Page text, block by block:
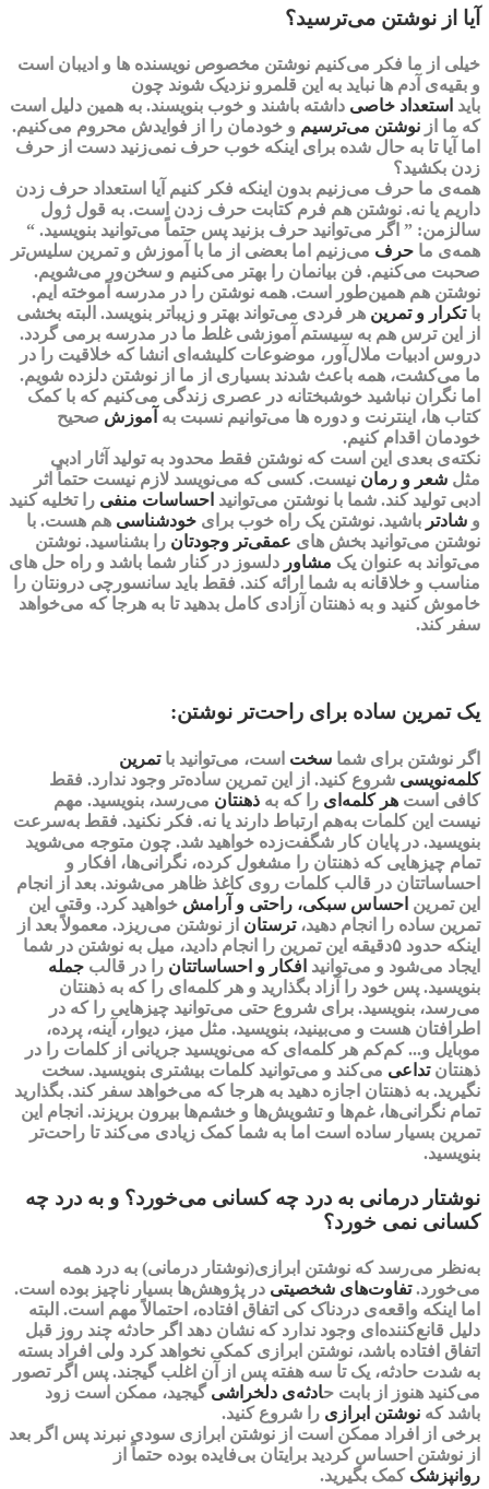
آیا از نوشتن می‌ترسید؟
خیلی از ما فکر می‌کنیم نوشتن مخصوص نویسنده ها و ادیبان است
و بقیه‌‌‌ی آدم ها نباید به این قلمرو نزدیک شوند چون
باید استعداد خاصی داشته باشند و خوب بنویسند. به همین دلیل است
که ما از نوشتن می‌ترسیم و خودمان را از فوایدش محروم می‌کنیم.
اما آیا تا به حال شده برای اینکه خوب حرف نمی‌زنید دست از حرف
زدن بکشید؟
همه‌ی ما حرف می‌زنیم بدون اینکه فکر کنیم آیا استعداد حرف زدن
داریم یا نه‌. نوشتن هم فرم کتابت حرف زدن است. به قول ژول
سالزمن: ” اگر می‌توانید حرف بزنید پس حتماً می‌توانید بنویسید. “
همه‌ی ما حرف می‌زنیم اما بعضی از ما با آموزش و تمرین سلیس‌تر
صحبت می‌کنیم. فن بیانمان را بهتر می‌کنیم و سخن‌ور می‌شویم.
نوشتن هم همین‌طور است. همه نوشتن را در مدرسه آموخته ایم.
باتکرار و تمرین هر فردی می‌تواند بهتر و زیباتر بنویسد. البته بخشی
از این ترس هم به سیستم آموزشی غلط ما در مدرسه برمی گردد.
دروس ادبیات ملال‌آور، موضوعات کلیشه‌ای انشا که خلاقیت را در
ما می‌کشت، همه باعث شدند بسیاری از ما از نوشتن دلزده شویم.
اما نگران نباشید خوشبختانه در عصری زندگی می‌کنیم که با کمک
کتاب ها، اینترنت و دوره ها می‌توانیم نسبت به آموزش صحیح
خودمان اقدام کنیم.
نکته‌‌ی بعدی این است که نوشتن فقط محدود به تولید آثار ادبی
مثل شعر و رمان نیست. کسی که می‌نویسد لازم نیست حتماً اثر
ادبی تولید کند. شما با نوشتن می‌توانید احساسات منفی را تخلیه کنید
و شادتر باشید. نوشتن یک راه خوب برای خودشناسی هم هست. با
نوشتن می‌توانید بخش های عمقی‌تر وجودتان را بشناسید‌. نوشتن
می‌تواند به عنوان یک مشاور دلسوز در کنار شما باشد و راه حل های
مناسب و خلاقانه به شما ارائه کند. فقط باید سانسورچی درونتان را
خاموش کنید و به ذهنتان آزادی کامل بدهید تا به هرجا که می‌خواهد
سفر کند.
یک تمرین ساده برای راحت‌تر نوشتن:
اگر نوشتن برای شما سخت است، می‌توانید با تمرین
کلمه‌نویسی شروع کنید. از این تمرین ساده‌تر وجود ندارد. فقط
کافی است هرکلمه‌ای را که به ذهنتان می‌رسد، بنویسید. مهم
نیست این کلمات به‌هم ارتباط دارند یا نه. فکر نکنید. فقط به‌سرعت
بنویسید. در پایان کار شگفت‌زده خواهید شد. چون متوجه می‌شوید
تمام چیزهایی که ذهنتان را مشغول کرده، نگرانی‌ها، افکار و
احساساتتان در قالب کلمات روی کاغذ ظاهر می‌شوند. بعد از انجام
این تمرین احساس سبکی، راحتی و آرامش خواهید کرد. وقتی این
تمرین ساده را انجام دهید، ترستان از نوشتن می‌ریزد. معمولاً بعد از
اینکه حدود ۵دقیقه این تمرین را انجام‌ دادید، میل به نوشتن در شما
ایجاد می‌شود و می‌توانید افکار و احساساتتان را در قالب جمله
بنویسید. پس خود را آزاد بگذارید و هر کلمه‌ای را که به ذهنتان
می‌رسد، بنویسید. برای شروع حتی می‌توانید چیزهایی را که در
اطرافتان هست و می‌بینید، بنویسید. مثل میز، دیوار، آینه، پرده،
موبایل و..‌. کم‌کم هر کلمه‌ای که می‌نویسید جریانی از کلمات را در
ذهنتان تداعی می‌کند و می‌توانید کلمات بیشتری بنویسید. سخت
نگیرید. به ذهنتان اجازه دهید به هرجا که می‌خواهد سفر کند. بگذارید
تمام نگرانی‌ها، غم‌ها و تشویش‌ها و خشم‌ها بیرون بریزند. انجام این
تمرین بسیار ساده است‌ اما به شما کمک زیادی می‌کند تا راحت‌تر
بنویسید.
نوشتار درمانی به درد چه کسانی می‌خورد؟ و به درد چه
کسانی نمی خورد؟
به‌نظر می‌رسد که نوشتن ابرازی(نوشتار درمانی) به درد همه
می‌خورد.تفاوت‌های شخصیتی در پژوهش‌ها بسیار ناچیز بوده است.
اما اینکه واقعه‌ی دردناک کی اتفاق افتاده، احتمالاً مهم است. البته
دلیل قانع‌کننده‌ای وجود ندارد که نشان دهد اگر حادثه چند روز قبل
اتفاق افتاده باشد، نوشتن ابرازی کمکی نخواهد کرد ولی افراد بسته
به شدت حادثه، یک تا سه هفته پس از آن اغلب گیجند. پس اگر تصور
می‌کنید هنوز از بابت حادثه‌ی دلخراشی گیجید، ممکن است زود
باشد که نوشتن ابرازی را شروع کنید.
برخی از افراد ممکن است از نوشتن ابرازی سودی نبرند پس اگر بعد
از نوشتن احساس کردید برایتان بی‌فایده بوده حتماً از
روانپزشک کمک بگیرید.